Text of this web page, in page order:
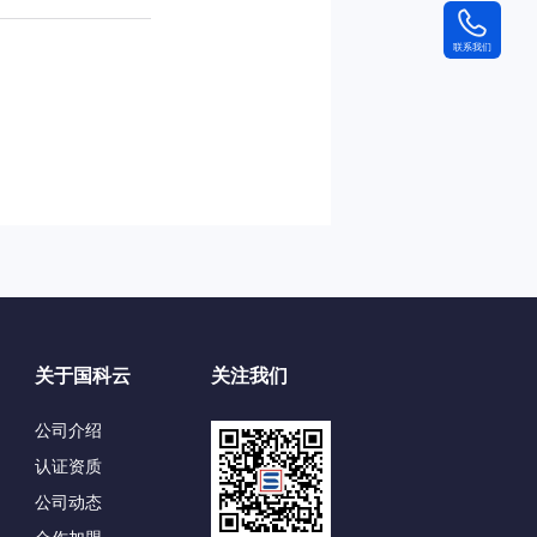
关于国科云
公司介绍
认证资质
公司动态
关注我们
联系我们